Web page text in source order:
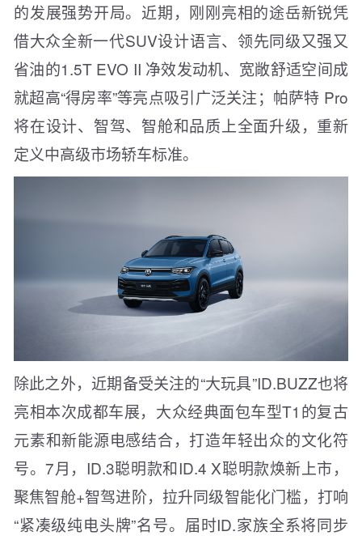
的发展强势开局。近期，刚刚亮相的途岳新锐凭
借大众全新一代SUV设计语言、领先同级又强又
省油的1.5T EVO II 净效发动机、宽敞舒适空间成
就超高“得房率”等亮点吸引广泛关注；帕萨特 Pro
将在设计、智驾、智舱和品质上全面升级，重新
定义中高级市场轿车标准。
除此之外，近期备受关注的“大玩具”ID.BUZZ也将
亮相本次成都车展，大众经典面包车型T1的复古
元素和新能源电感结合，打造年轻出众的文化符
号。7月，ID.3聪明款和ID.4 X聪明款焕新上市，
聚焦智舱+智驾进阶，拉升同级智能化门槛，打响
“紧凑级纯电头牌”名号。届时ID.家族全系将同步